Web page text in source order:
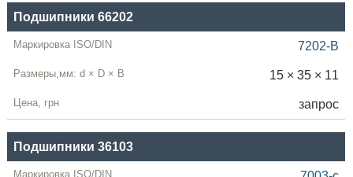
Подшипники 66202
7202-B
15 × 35 × 11
запрос
Подшипники 36103